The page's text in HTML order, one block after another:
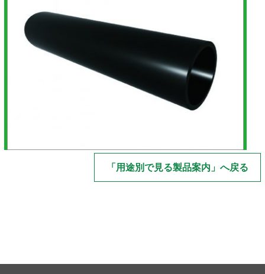
「用途別で見る製品案内」へ戻る